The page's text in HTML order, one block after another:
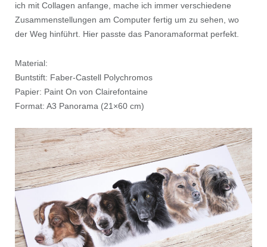
ich mit Collagen anfange, mache ich immer verschiedene
Zusammenstellungen am Computer fertig um zu sehen, wo
der Weg hinführt. Hier passte das Panoramaformat perfekt.
Material:
Buntstift: Faber-Castell Polychromos
Papier: Paint On von Clairefontaine
Format: A3 Panorama (21×60 cm)